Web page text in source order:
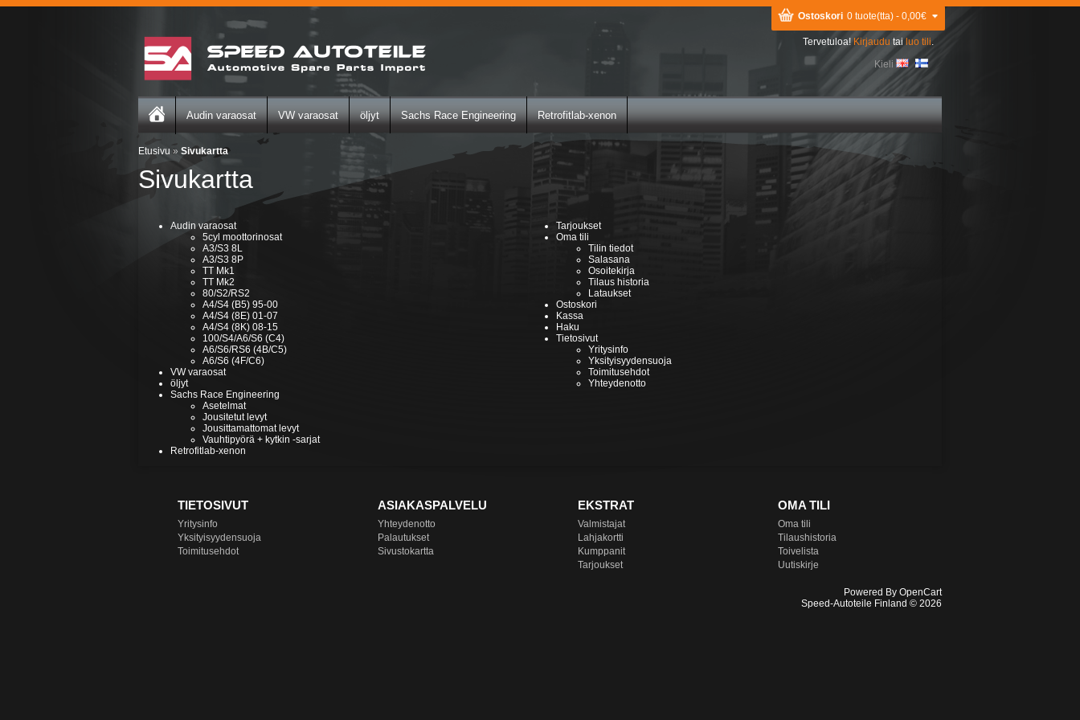
Ostoskori 0 tuote(tta) - 0,00€
Tervetuloa!Kirjaudu tai luo tili.
Kieli
Audin varaosat VW varaosat öljyt Sachs Race Engineering Retrofitlab-xenon
Etusivu » Sivukartta
Sivukartta
Audin varaosat
5cyl moottorinosat
A3/S3 8L
A3/S3 8P
TT Mk1
TT Mk2
80/S2/RS2
A4/S4 (B5) 95-00
A4/S4 (8E) 01-07
A4/S4 (8K) 08-15
100/S4/A6/S6 (C4)
A6/S6/RS6 (4B/C5)
A6/S6 (4F/C6)
VW varaosat
öljyt
Sachs Race Engineering
Asetelmat
Jousitetut levyt
Jousittamattomat levyt
Vauhtipyörä + kytkin -sarjat
Retrofitlab-xenon
Tarjoukset
Oma tili
Tilin tiedot
Salasana
Osoitekirja
Tilaus historia
Lataukset
Ostoskori
Kassa
Haku
Tietosivut
Yritysinfo
Yksityisyydensuoja
Toimitusehdot
Yhteydenotto
TIETOSIVUT
Yritysinfo
Yksityisyydensuoja
Toimitusehdot
ASIAKASPALVELU
Yhteydenotto
Palautukset
Sivustokartta
EKSTRAT
Valmistajat
Lahjakortti
Kumppanit
Tarjoukset
OMA TILI
Oma tili
Tilaushistoria
Toivelista
Uutiskirje
Powered By OpenCart
Speed-Autoteile Finland © 2026